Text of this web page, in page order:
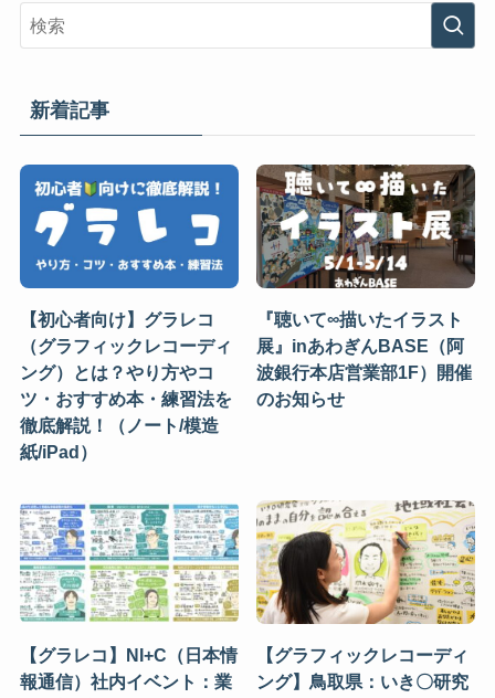
新着記事
【初心者向け】グラレコ
（グラフィックレコーディ
ング）とは？やり方やコ
ツ・おすすめ本・練習法を
徹底解説！（ノート/模造
紙/iPad）
『聴いて∞描いたイラスト
展』inあわぎんBASE（阿
波銀行本店営業部1F）開催
のお知らせ
【グラレコ】NI+C（日本情
報通信）社内イベント：業
【グラフィックレコーディ
ング】鳥取県：いき〇研究